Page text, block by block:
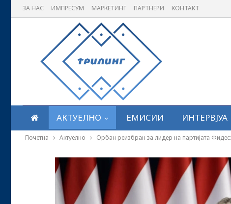
ЗА НАС ИМПРЕСУМ МАРКЕТИНГ ПАРТНЕРИ КОНТАКТ
АКТУЕЛНО ЕМИСИИ ИНТЕРВЈУА
Почетна Актуелно Орбан реизбран за лидер на партијата